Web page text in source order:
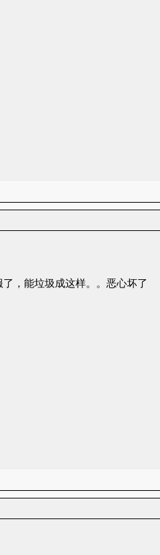
，能垃圾成这样。。恶心坏了